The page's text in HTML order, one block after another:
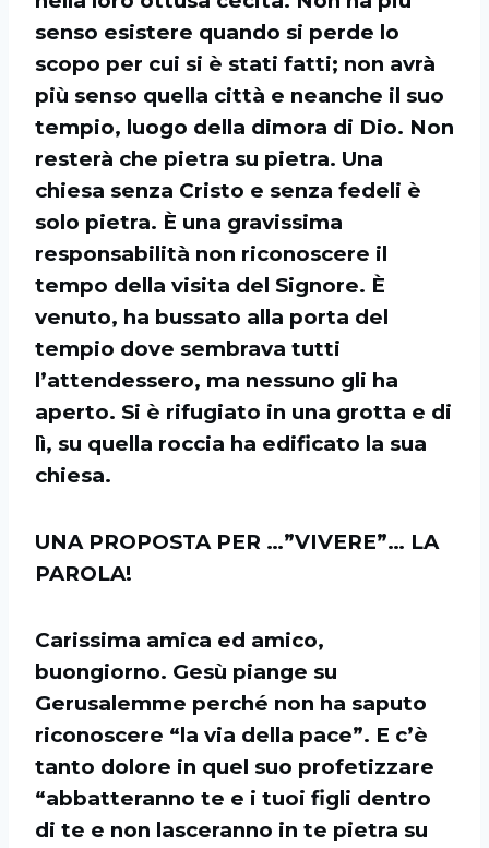
senso esistere quando si perde lo
scopo per cui si è stati fatti; non avrà
più senso quella città e neanche il suo
tempio, luogo della dimora di Dio. Non
resterà che pietra su pietra. Una
chiesa senza Cristo e senza fedeli è
solo pietra. È una gravissima
responsabilità non riconoscere il
tempo della visita del Signore. È
venuto, ha bussato alla porta del
tempio dove sembrava tutti
l’attendessero, ma nessuno gli ha
aperto. Si è rifugiato in una grotta e di
lì, su quella roccia ha edificato la sua
chiesa.
UNA PROPOSTA PER …”VIVERE”… LA
PAROLA!
Carissima amica ed amico,
buongiorno. Gesù piange su
Gerusalemme perché non ha saputo
riconoscere “la via della pace”. E c’è
tanto dolore in quel suo profetizzare
“abbatteranno te e i tuoi figli dentro
di te e non lasceranno in te pietra su